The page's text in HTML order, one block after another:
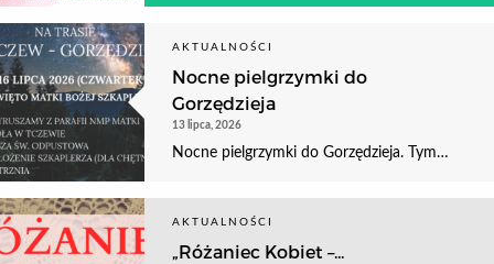
AKTUALNOŚCI
Nocne pielgrzymki do
Gorzędzieja
13 lipca, 2026
Nocne pielgrzymki do Gorzędzieja. Tym…
AKTUALNOŚCI
„Różaniec Kobiet –...